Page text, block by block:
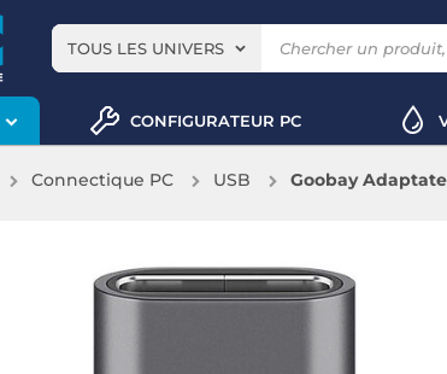
TOUS LES UNIVERS
CONFIGURATEUR PC
Connectique PC USB Goobay